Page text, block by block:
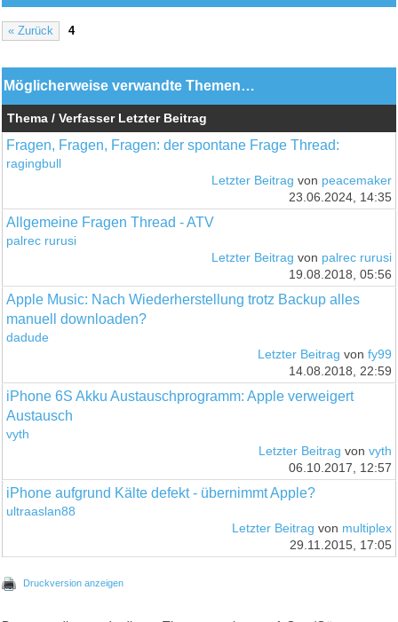
« Zurück 4
Möglicherweise verwandte Themen…
Thema / Verfasser Letzter Beitrag
Fragen, Fragen, Fragen: der spontane Frage Thread:
ragingbull
Letzter Beitrag von peacemaker
23.06.2024, 14:35
Allgemeine Fragen Thread - ATV
palrec rurusi
Letzter Beitrag von palrec rurusi
19.08.2018, 05:56
Apple Music: Nach Wiederherstellung trotz Backup alles
manuell downloaden?
dadude
Letzter Beitrag von fy99
14.08.2018, 22:59
iPhone 6S Akku Austauschprogramm: Apple verweigert
Austausch
vyth
Letzter Beitrag von vyth
06.10.2017, 12:57
iPhone aufgrund Kälte defekt - übernimmt Apple?
ultraaslan88
Letzter Beitrag von multiplex
29.11.2015, 17:05
Druckversion anzeigen